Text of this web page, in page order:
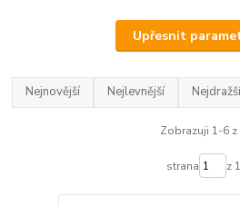
Upřesnit
Nejnovější Nejlevnější Nejdražší
Zobrazuji 1-6 z
strana z 1